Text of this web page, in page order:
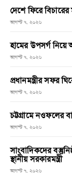
দেশে ফিরে
আগস্ট ৭, ২০২৬
হামের উপসর্গ
আগস্ট ৭, ২০২৬
প্রধানমন্ত্রীর সফর
আগস্ট ৭, ২০২৬
চট্টগ্রামে নওফলের
আগস্ট ৭, ২০২৬
সাংবাদিকদের
স্থানীয় সরকারমন্ত্রী
আগস্ট ৭, ২০২৬